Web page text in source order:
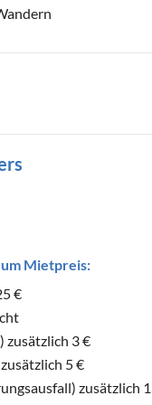
Mietpreis:
€
zusätzlich 3 €
5 €
zusätzlich